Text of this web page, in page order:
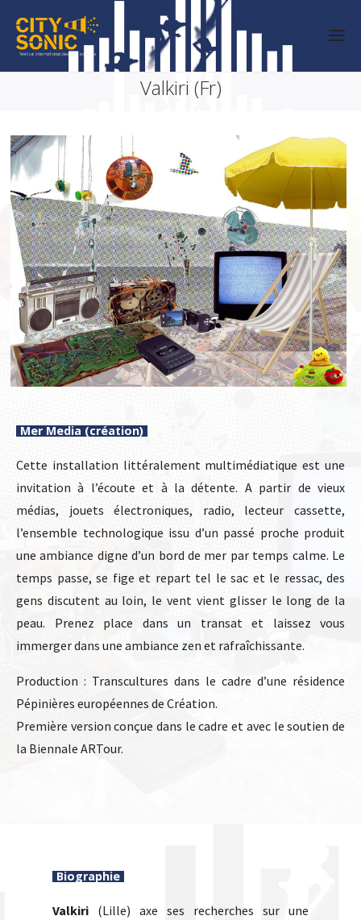
Valkiri (Fr)
Mer Media (création)
Cette installation littéralement multimédiatique est une
invitation à l’écoute et à la détente. A partir de vieux
médias, jouets électroniques, radio, lecteur cassette,
l’ensemble technologique issu d’un passé proche produit
une ambiance digne d’un bord de mer par temps calme. Le
temps passe, se fige et repart tel le sac et le ressac, des
gens discutent au loin, le vent vient glisser le long de la
peau. Prenez place dans un transat et laissez vous
immerger dans une ambiance zen et rafraîchissante.
Production : Transcultures dans le cadre d’une résidence
Pépinières européennes de Création.
Première version conçue dans le cadre et avec le soutien de
la Biennale ARTour.
Biographie
Valkiri (Lille) axe ses recherches sur une